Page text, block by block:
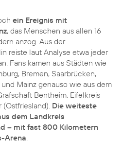
ein Ereignis mit
, das Menschen aus allen 16
anzog. Aus der
reiste laut Analyse etwa jeder
Fans kamen aus Städten wie
Bremen, Saarbrücken,
Mainz genauso wie aus dem
Bentheim, Eifelkreis
(Ostfriesland). Die weiteste
dem Landkreis
– mit fast 800 Kilometern
Arena.